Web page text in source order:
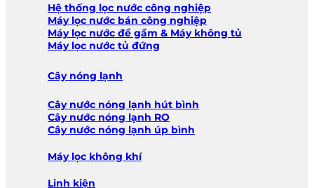
Hệ thống lọc nước công nghiệp
Máy lọc nước bán công nghiệp
Máy lọc nước để gầm & Máy không tủ
Máy lọc nước tủ đứng
Cây nóng lạnh
Cây nước nóng lạnh hút bình
Cây nước nóng lạnh RO
Cây nước nóng lạnh úp bình
Máy lọc không khí
Linh kiện